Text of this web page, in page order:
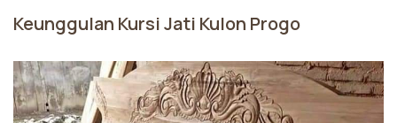
Keunggulan Kursi Jati Kulon Progo